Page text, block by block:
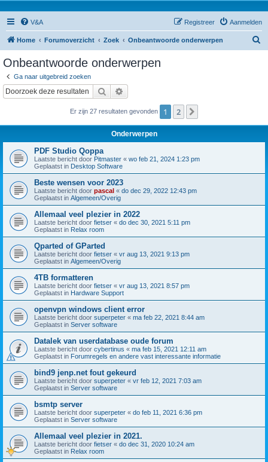
V&A Aanmelden
Registreer
Home Forumoverzicht Zoek Onbeantwoorde onderwerpen
Onbeantwoorde onderwerpen
Ga naar uitgebreid zoeken
Zoek
Er zijn 27 resultaten gevonden 1 2
Onderwerpen
PDF Studio Qoppa
Laatste bericht door Pitmaster « wo feb 21, 2024 1:23 pm
Geplaatst in Desktop Software
Beste wensen voor 2023
Laatste bericht door pascal « do dec 29, 2022 12:43 pm
Geplaatst in Algemeen/Overig
Allemaal veel plezier in 2022
Laatste bericht door fietser « do dec 30, 2021 5:11 pm
Geplaatst in Relax room
Qparted of GParted
Laatste bericht door fietser « vr aug 13, 2021 9:13 pm
Geplaatst in Algemeen/Overig
4TB formatteren
Laatste bericht door fietser « vr aug 13, 2021 8:57 pm
Geplaatst in Hardware Support
openvpn windows client error
Laatste bericht door superpeter « ma feb 22, 2021 8:44 am
Geplaatst in Server software
Datalek van userdatabase oude forum
Laatste bericht door cybertinus « ma feb 15, 2021 12:11 am
Geplaatst in Forumregels en andere vast interessante informatie
bind9 jenp.net fout gekeurd
Laatste bericht door superpeter « vr feb 12, 2021 7:03 am
Geplaatst in Server software
bsmtp server
Laatste bericht door superpeter « do feb 11, 2021 6:36 pm
Geplaatst in Server software
Allemaal veel plezier in 2021.
Laatste bericht door fietser « do dec 31, 2020 10:24 am
Geplaatst in Relax room